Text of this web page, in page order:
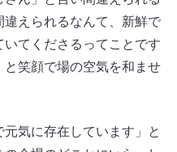
えられるなんて、新鮮で
てくださるってことです
笑顔で場の空気を和ませ
元気に存在しています」と